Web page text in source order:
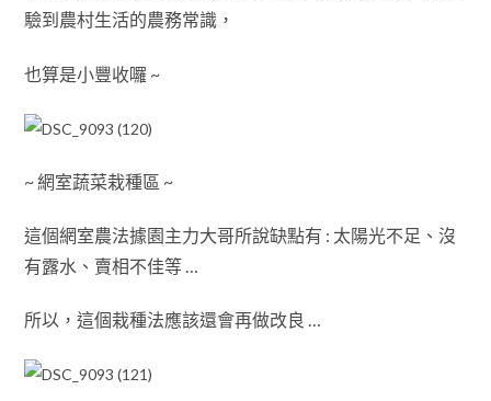
驗到農村生活的農務常識，
也算是小豐收囉 ~
~ 網室蔬菜栽種區 ~
這個網室農法據園主力大哥所說缺點有 : 太陽光不足 、 沒
有露水 、賣相不佳等 …
所以 ，這個栽種法應該還會再做改良 …